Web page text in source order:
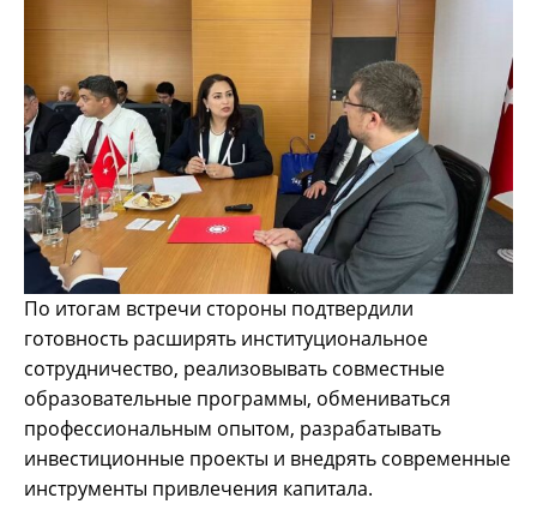
По итогам встречи стороны подтвердили
готовность расширять институциональное
сотрудничество, реализовывать совместные
образовательные программы, обмениваться
профессиональным опытом, разрабатывать
инвестиционные проекты и внедрять современные
инструменты привлечения капитала.